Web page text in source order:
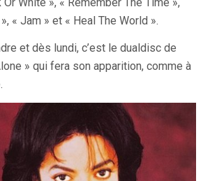
« Jam » et « Heal The World ».
et dès lundi, c’est le dualdisc de
» qui fera son apparition, comme à